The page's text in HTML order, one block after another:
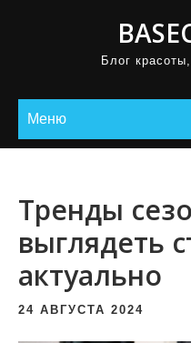
Блог
Меню
Тренды
выглядеть
актуально
24 АВГУСТА 2024